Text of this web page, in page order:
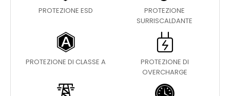
PROTEZIONE ESD
PROTEZIONE
SURRISCALDANTE
PROTEZIONE DI CLASSE A
PROTEZIONE DI
OVERCHARGE